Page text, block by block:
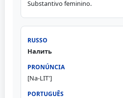
Substantivo feminino.
Налить
[Na-LIT']